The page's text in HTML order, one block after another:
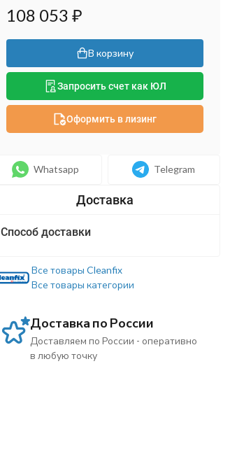
108 053 ₽
В корзину
Запросить счет как ЮЛ
Оформить в лизинг
Whatsapp Telegram
Способ доставки
Все товары Cleanfix
Все товары категории
Доставка по России
Доставляем по России - оперативно
в любую точку